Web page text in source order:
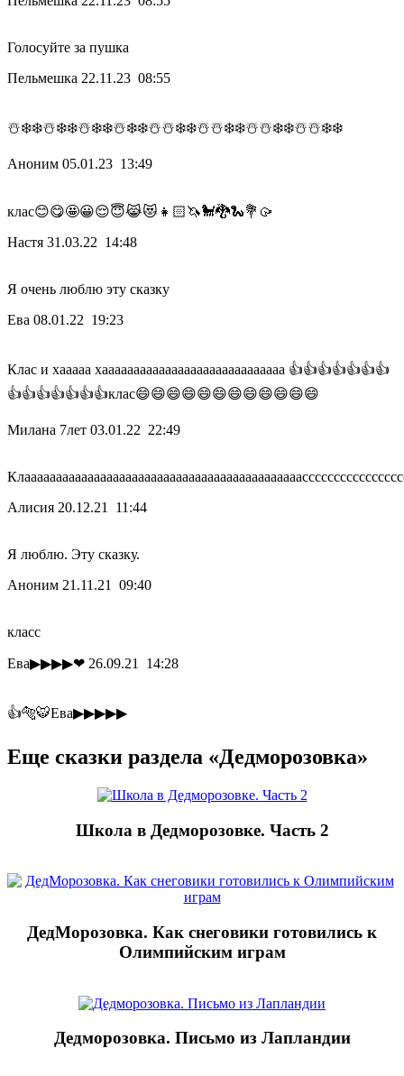
Голосуйте за пушка
Пельмешка 22.11.23 08:55
☃️❄️❄️☃️❄️❄️☃️❄️❄️☃️❄️❄️☃️☃️❄️❄️☃️☃️❄️❄️☃️☃️❄️❄️☃️☃️❄️❄️
Аноним 05.01.23 13:49
клас😊😋🤩😀😌😇😹😻👧🏻🦄🐩🐉🐍💐🥠
Настя 31.03.22 14:48
Я очень люблю эту сказку
Ева 08.01.22 19:23
Клас и хааааа хааааааааааааааааааааааааааааа 👍👍👍👍👍👍👍
👍👍👍👍👍👍👍клас😄😄😄😄😄😄😄😄😄😄😄😄
Милана 7лет 03.01.22 22:49
Алисия 20.12.21 11:44
Я люблю. Эту сказку.
Аноним 21.11.21 09:40
класс
Ева▶▶▶▶❤ 26.09.21 14:28
👍🐅🐯Ева▶▶▶▶▶
Еще сказки раздела «Дедморозовка»
Школа в Дедморозовке. Часть 2
ДедМорозовка. Как снеговики готовились к
Олимпийским играм
Дедморозовка. Письмо из Лапландии